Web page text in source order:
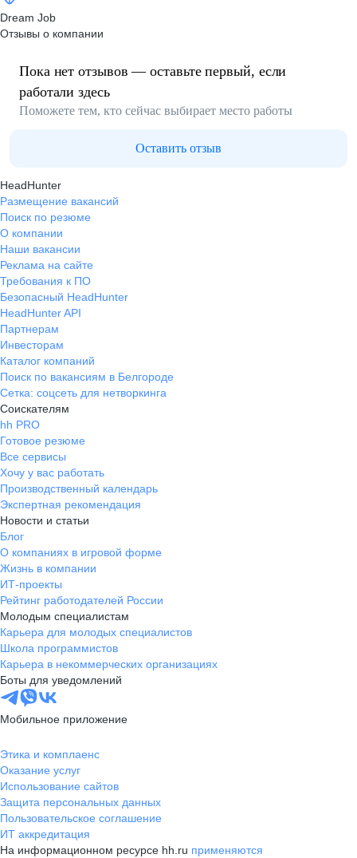
Dream Job
Отзывы о компании
Пока нет отзывов — оставьте первый, если
работали здесь
Поможете тем, кто сейчас выбирает место работы
Оставить отзыв
HeadHunter
Размещение вакансий
Поиск по резюме
О компании
Наши вакансии
Реклама на сайте
Требования к ПО
Безопасный HeadHunter
HeadHunter API
Партнерам
Инвесторам
Каталог компаний
Поиск по вакансиям в Белгороде
Сетка: соцсеть для нетворкинга
Соискателям
hh PRO
Готовое резюме
Все сервисы
Хочу у вас работать
Производственный календарь
Экспертная рекомендация
Новости и статьи
Блог
О компаниях в игровой форме
Жизнь в компании
ИТ-проекты
Рейтинг работодателей России
Молодым специалистам
Карьера для молодых специалистов
Школа программистов
Карьера в некоммерческих организациях
Боты для уведомлений
Мобильное приложение
Этика и комплаенс
Оказание услуг
Использование сайтов
Защита персональных данных
Пользовательское соглашение
ИТ аккредитация
На информационном ресурсе hh.ru применяются